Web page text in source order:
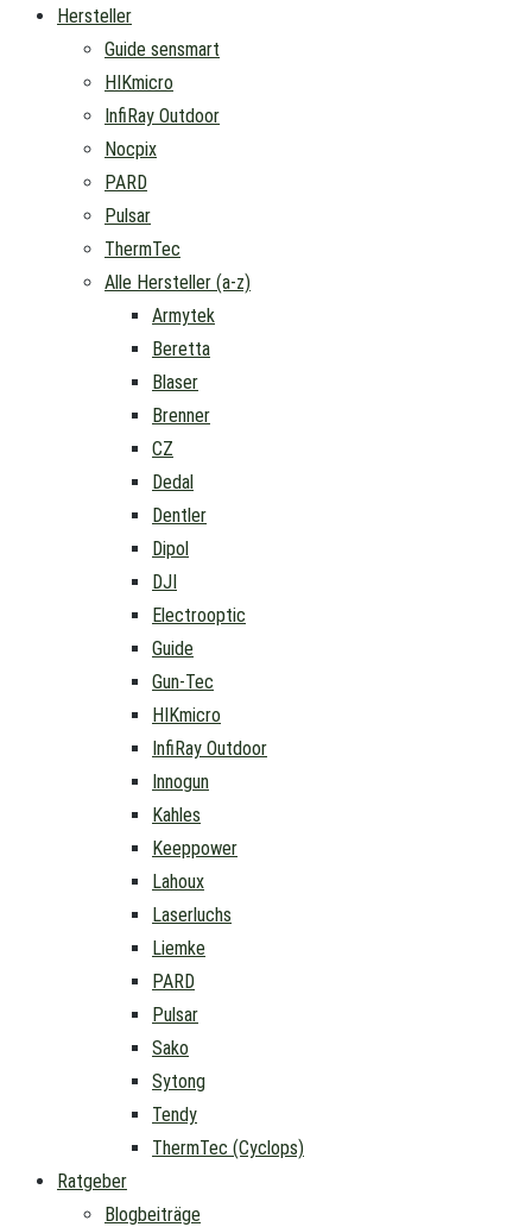
Hersteller
Guide sensmart
HIKmicro
InfiRay Outdoor
Nocpix
PARD
Pulsar
ThermTec
Alle Hersteller (a-z)
Armytek
Beretta
Blaser
Brenner
CZ
Dedal
Dentler
Dipol
DJI
Electrooptic
Guide
Gun-Tec
HIKmicro
InfiRay Outdoor
Innogun
Kahles
Keeppower
Lahoux
Laserluchs
Liemke
PARD
Pulsar
Sako
Sytong
Tendy
ThermTec (Cyclops)
Ratgeber
Blogbeiträge